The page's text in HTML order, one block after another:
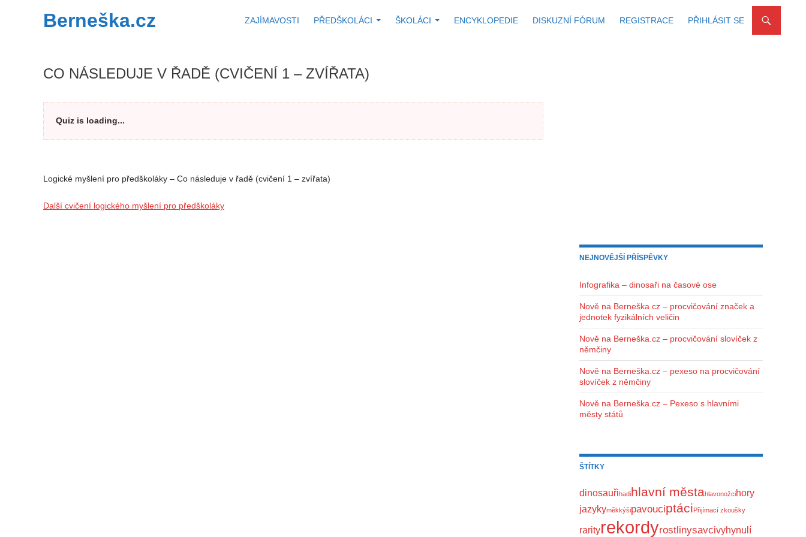
Berneška.cz
Hledat
ZAJÍMAVOSTI PŘEDŠKOLÁCI ŠKOLÁCI ENCYKLOPEDIE DISKUZNÍ FÓRUM REGISTRACE PŘIHLÁSIT SE
CO NÁSLEDUJE V ŘADĚ (CVIČENÍ 1 – ZVÍŘATA)
Quiz is loading...
Logické myšlení pro předškoláky – Co následuje v řadě (cvičení 1 – zvířata)
Další cvičení logického myšlení pro předškoláky
NEJNOVĚJŠÍ PŘÍSPĚVKY
Infografika – dinosaři na časové ose
Nově na Berneška.cz – procvičování značek a
jednotek fyzikálních veličin
Nově na Berneška.cz – procvičování slovíček z
němčiny
Nově na Berneška.cz – pexeso na procvičování
slovíček z němčiny
Nově na Berneška.cz – Pexeso s hlavními
městy států
ŠTÍTKY
dinosauřihadihlavní městahlavonožcihory
jazykyměkkýšipavouciptáciPřijímací zkoušky
rarityrekordyrostlinysavcivyhynulí